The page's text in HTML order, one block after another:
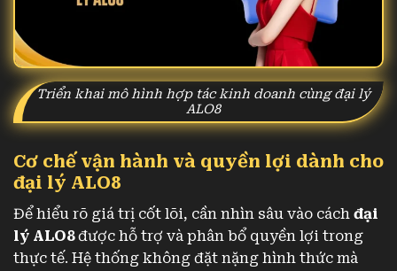
Triển khai mô hình hợp tác kinh doanh cùng đại lý
ALO8
Cơ chế vận hành và quyền lợi dành cho
đại lý ALO8
Để hiểu rõ giá trị cốt lõi, cần nhìn sâu vào cách đại
lý ALO8được hỗ trợ và phân bổ quyền lợi trong
thực tế. Hệ thống không đặt nặng hình thức mà